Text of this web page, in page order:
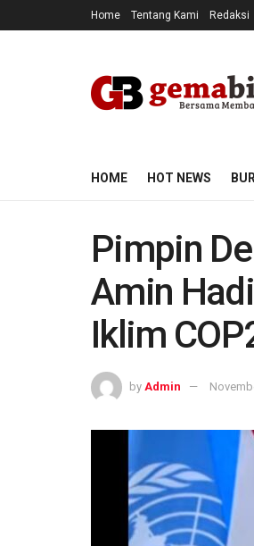
Home Tentang Kami Redaksi
HOME HOT NEWS
Pimpin
Amin
Iklim
by Admin